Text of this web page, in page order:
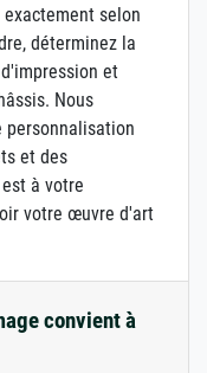
selon
déterminez la
et
Nous
personnalisation
et des
à votre
votre œuvre d'art
convient à